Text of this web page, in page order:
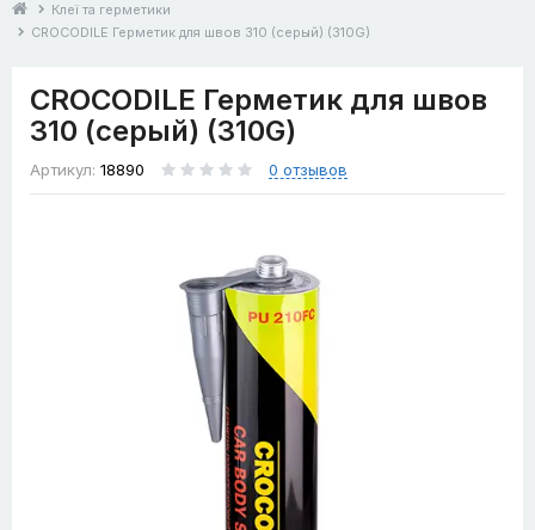
Клеї та герметики
CROCODILE Герметик для швов 310 (серый) (310G)
CROCODILE Герметик для швов
310 (серый) (310G)
Артикул: 18890 0 отзывов